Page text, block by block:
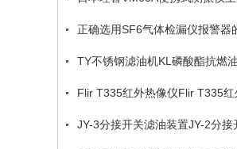
正确选用SF6气体检漏仪报警器